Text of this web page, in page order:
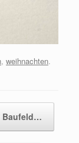
, weihnachten.
Baufeld…